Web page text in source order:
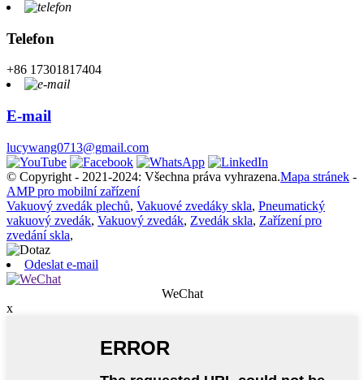
Telefon
+86 17301817404
E-mail
lucywang0713@gmail.com
© Copyright - 2021-2024: Všechna práva vyhrazena.Mapa stránek -
AMP pro mobilní zařízení
Vakuový zvedák plechů, Vakuové zvedáky skla, Pneumatický
vakuový zvedák, Vakuový zvedák, Zvedák skla, Zařízení pro
zvedání skla,
Odeslat e-mail
WeChat
x